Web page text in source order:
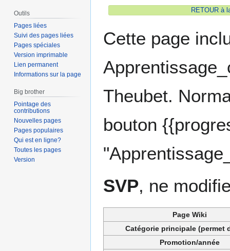
RETOUR à
Cette page
Theubet.
bouton
SVP, ne
Page Wiki
Catégorie principale (permet
Promotion/année
Outils
Pages liées
Suivi des pages liées
Pages spéciales
Version imprimable
Lien permanent
Informations sur la page
Big brother
Pointage des
contributions
Nouvelles pages
Pages populaires
Qui est en ligne?
Toutes les pages
Version